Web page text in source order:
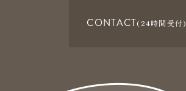
CONTACT(24時間受付)